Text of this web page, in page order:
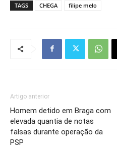
TAGS CHEGA filipe melo
Artigo anterior
Homem detido em Braga com
elevada quantia de notas
falsas durante operação da
PSP